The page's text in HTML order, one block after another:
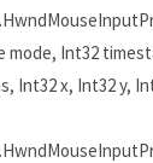
Int32
Int32 x, Int32 y,